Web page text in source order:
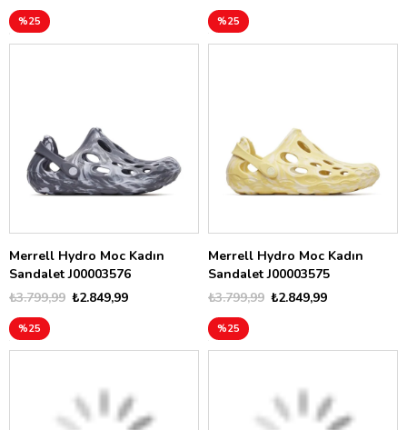
%25 %25
Merrell Hydro Moc Kadın
Sandalet J00003576
₺2.849,99
₺3.799,99
%25
Merrell Hydro Moc Kadın
Sandalet J00003575
₺2.849,99
₺3.799,99
%25